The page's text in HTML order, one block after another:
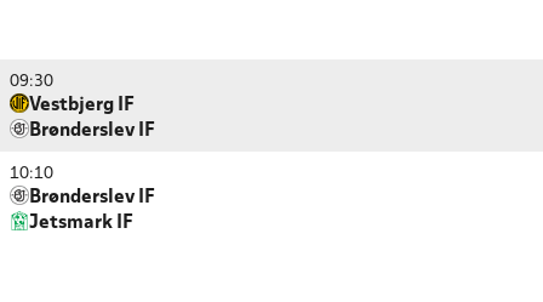
09:30
Vestbjerg IF
Brønderslev IF
10:10
Brønderslev IF
Jetsmark IF